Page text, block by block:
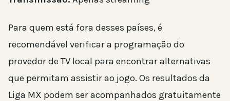
Para quem está fora desses países, é
recomendável verificar a programação do
provedor de TV local para encontrar alternativas
que permitam assistir ao jogo. Os resultados da
Liga MX podem ser acompanhados gratuitamente